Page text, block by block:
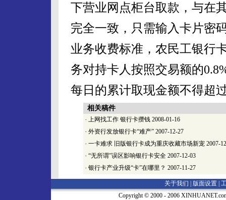
下营业网点柜台取款，与在
完全一致，只需输入卡片密
业务收费标准，农民工银行
务对持卡人按照交易额的
每日的累计取现金额不得超
相关稿件
· 上网找工作 银行卡攒钱 2008-01-16
· 外资行发放银行卡“难产” 2007-12-27
· 一卡难求 旧版银行卡成为重庆收藏市场新宠 2007-
· “无所谓”误区影响银行卡安全 2007-12-03
· 银行卡产业升级“卡”在哪里？ 2007-11-27
关于我们 | 版面设置
Copyright © 2000 - 2006